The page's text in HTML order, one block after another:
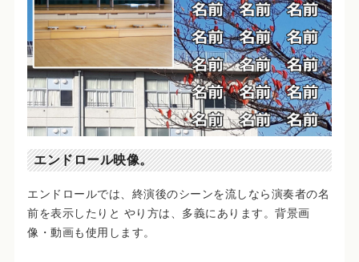
エンドロール映像。
エンドロールでは、終演後のシーンを流しなら演奏者の名
前を表示したりと やり方は、多義にあります。背景画
像・動画も使用します。